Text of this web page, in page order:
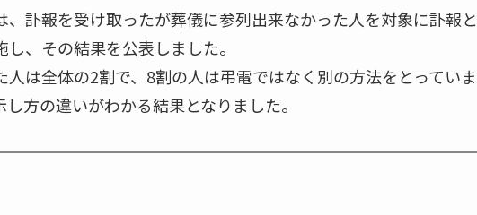
、訃報を受け取ったが葬儀に参列出来なかった人を対象に訃報と
、その結果を公表しました。
人は全体の2割で、8割の人は弔電ではなく別の方法をとっていま
方の違いがわかる結果となりました。